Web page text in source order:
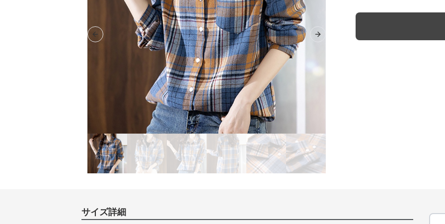
Previous slide Next slide
サイズ詳細